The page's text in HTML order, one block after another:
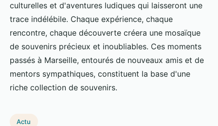
culturelles et d'aventures ludiques qui laisseront une
trace indélébile. Chaque expérience, chaque
rencontre, chaque découverte créera une mosaïque
de souvenirs précieux et inoubliables. Ces moments
passés à Marseille, entourés de nouveaux amis et de
mentors sympathiques, constituent la base d'une
riche collection de souvenirs.
Actu